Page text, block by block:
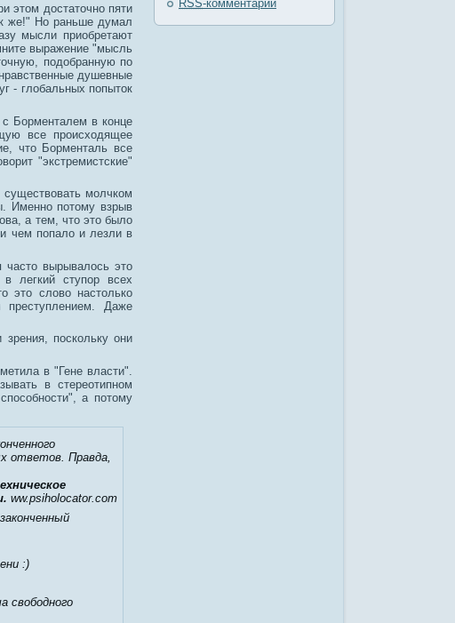
этом достаточно пяти
же!" Но раньше думал
мысли приобретают
выражение "мысль
подобранную по
душевные
- глобальных попыток
Борменталем в конце
все происходящее
что Борменталь все
"экстремистские"
молчком
Именно потому взрыв
а тем, что это было
чем попало и лезли в
вырывалось это
легкий ступор всех
это слово настолько
преступлением. Даже
поскольку они
в "Гене власти".
в стереотипном
а потому
ответов. Правда,
ww.psiholocator.com
:)
свободного
RSS-комментарии